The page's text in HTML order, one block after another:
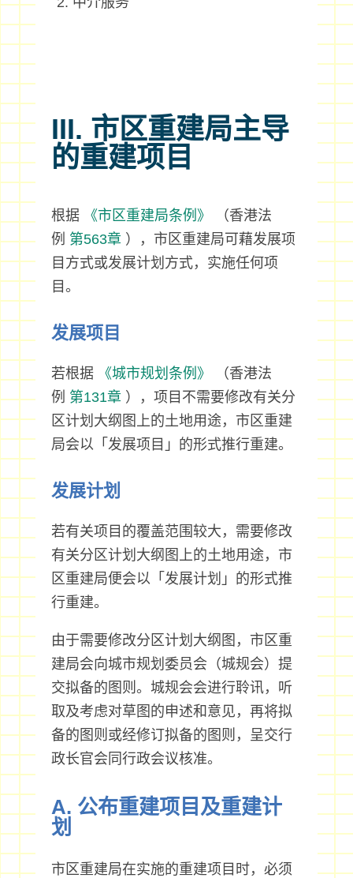
III. 市区重建局主导
的重建项目
根据 《市区重建局条例》
（香港法
例 第563章），市区重建局可藉发展项
目方式或发展计划方式，实施任何项
目。
发展项目
若根据 《城市规划条例》
（香港法
例 第131章），项目不需要修改有关分
区计划大纲图上的土地用途，市区重建
局会以「发展项目」的形式推行重建。
发展计划
若有关项目的覆盖范围较大，需要修改
有关分区计划大纲图上的土地用途，市
区重建局便会以「发展计划」的形式推
行重建。
由于需要修改分区计划大纲图，市区重
建局会向城市规划委员会（城规会）提
交拟备的图则。城规会会进行聆讯，听
取及考虑对草图的申述和意见，再将拟
备的图则或经修订拟备的图则，呈交行
政长官会同行政会议核准。
A. 公布重建项目及重建计
划
市区重建局在实施的重建项目时，必须